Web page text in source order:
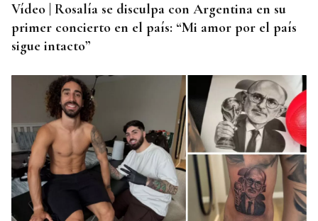
Vídeo | Rosalía se disculpa con Argentina en su
primer concierto en el país: “Mi amor por el país
sigue intacto”